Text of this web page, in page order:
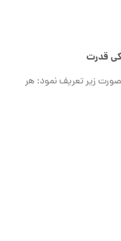
قدرت
زیر تعریف نمود: هر